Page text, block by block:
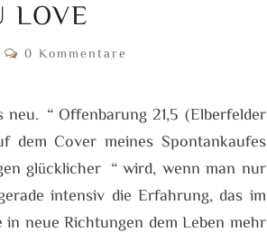
LOVE
Kommentare
0 Kommentare
Offenbarung 21,5 (Elberfelder
dem Cover meines Spontankaufes
glücklicher“ wird, wenn man nur
intensiv die Erfahrung, das im
neue Richtungen dem Leben mehr